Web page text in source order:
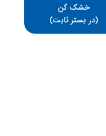
خشک کن
(در بستر ثابت)